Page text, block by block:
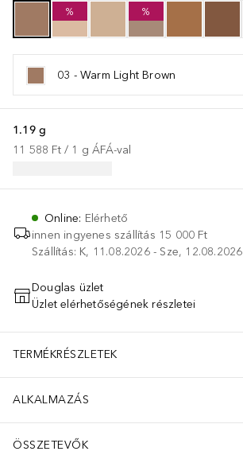
% %
03 - Warm Light Brown
1.19 g
11 588 Ft / 1 g ÁFÁ-val
Online: Elérhető
innen ingyenes szállítás 15 000 Ft
Szállítás: K, 11.08.2026 - Sze, 12.08.2026
KOSÁRBA HELYEZÉS
Douglas üzlet
Üzlet elérhetőségének részletei
TERMÉKRÉSZLETEK
ALKALMAZÁS
ÖSSZETEVŐK